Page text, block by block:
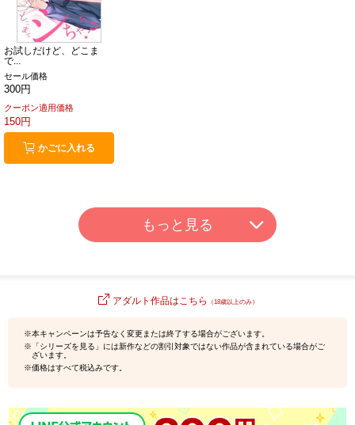
お試しだけど、どこま
で...
セール価格
300円
クーポン適用価格
150円
かごに入れる
もっと見る
アダルト作品はこちら （18歳以上のみ）
※本キャンペーンは予告なく変更または終了する場合がございます。
※「シリーズを見る」には新作などの割引対象ではない作品が含まれている場合がご
ざいます。
※価格はすべて税込みです。